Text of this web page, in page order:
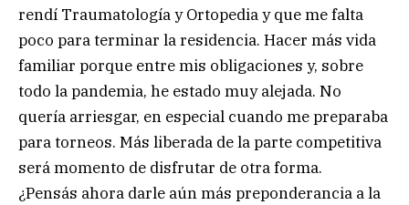
rendí Traumatología y Ortopedia y que me falta
poco para terminar la residencia. Hacer más vida
familiar porque entre mis obligaciones y, sobre
todo la pandemia, he estado muy alejada. No
quería arriesgar, en especial cuando me preparaba
para torneos. Más liberada de la parte competitiva
será momento de disfrutar de otra forma.
¿Pensás ahora darle aún más preponderancia a la